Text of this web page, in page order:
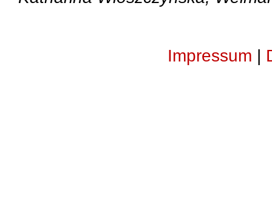
Impressum |